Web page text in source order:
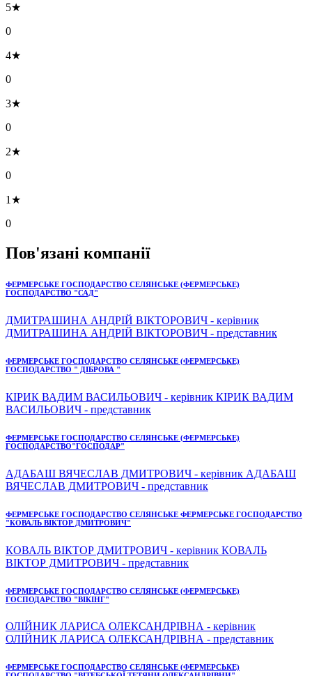
5★
0
4★
0
3★
0
2★
0
1★
0
Пов'язані компанії
ФЕРМЕРСЬКЕ ГОСПОДАРСТВО СЕЛЯНСЬКЕ (ФЕРМЕРСЬКЕ)
ГОСПОДАРСТВО "САД"
ДМИТРАШИНА АНДРІЙ ВІКТОРОВИЧ - керівник
ДМИТРАШИНА АНДРІЙ ВІКТОРОВИЧ - представник
ФЕРМЕРСЬКЕ ГОСПОДАРСТВО СЕЛЯНСЬКЕ (ФЕРМЕРСЬКЕ)
ГОСПОДАРСТВО " ДІБРОВА "
КІРИК ВАДИМ ВАСИЛЬОВИЧ - керівник КІРИК ВАДИМ
ВАСИЛЬОВИЧ - представник
ФЕРМЕРСЬКЕ ГОСПОДАРСТВО СЕЛЯНСЬКЕ (ФЕРМЕРСЬКЕ)
ГОСПОДАРСТВО"ГОСПОДАР"
АДАБАШ ВЯЧЕСЛАВ ДМИТРОВИЧ - керівник АДАБАШ
ВЯЧЕСЛАВ ДМИТРОВИЧ - представник
ФЕРМЕРСЬКЕ ГОСПОДАРСТВО СЕЛЯНСЬКЕ ФЕРМЕРСЬКЕ ГОСПОДАРСТВО
"КОВАЛЬ ВІКТОР ДМИТРОВИЧ"
КОВАЛЬ ВІКТОР ДМИТРОВИЧ - керівник КОВАЛЬ
ВІКТОР ДМИТРОВИЧ - представник
ФЕРМЕРСЬКЕ ГОСПОДАРСТВО СЕЛЯНСЬКЕ (ФЕРМЕРСЬКЕ)
ГОСПОДАРСТВО "ВІКІНГ"
ОЛІЙНИК ЛАРИСА ОЛЕКСАНДРІВНА - керівник
ОЛІЙНИК ЛАРИСА ОЛЕКСАНДРІВНА - представник
ФЕРМЕРСЬКЕ ГОСПОДАРСТВО СЕЛЯНСЬКЕ (ФЕРМЕРСЬКЕ)